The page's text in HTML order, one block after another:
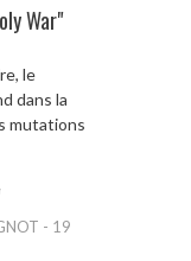
War"
le
dans la
mutations
- 19